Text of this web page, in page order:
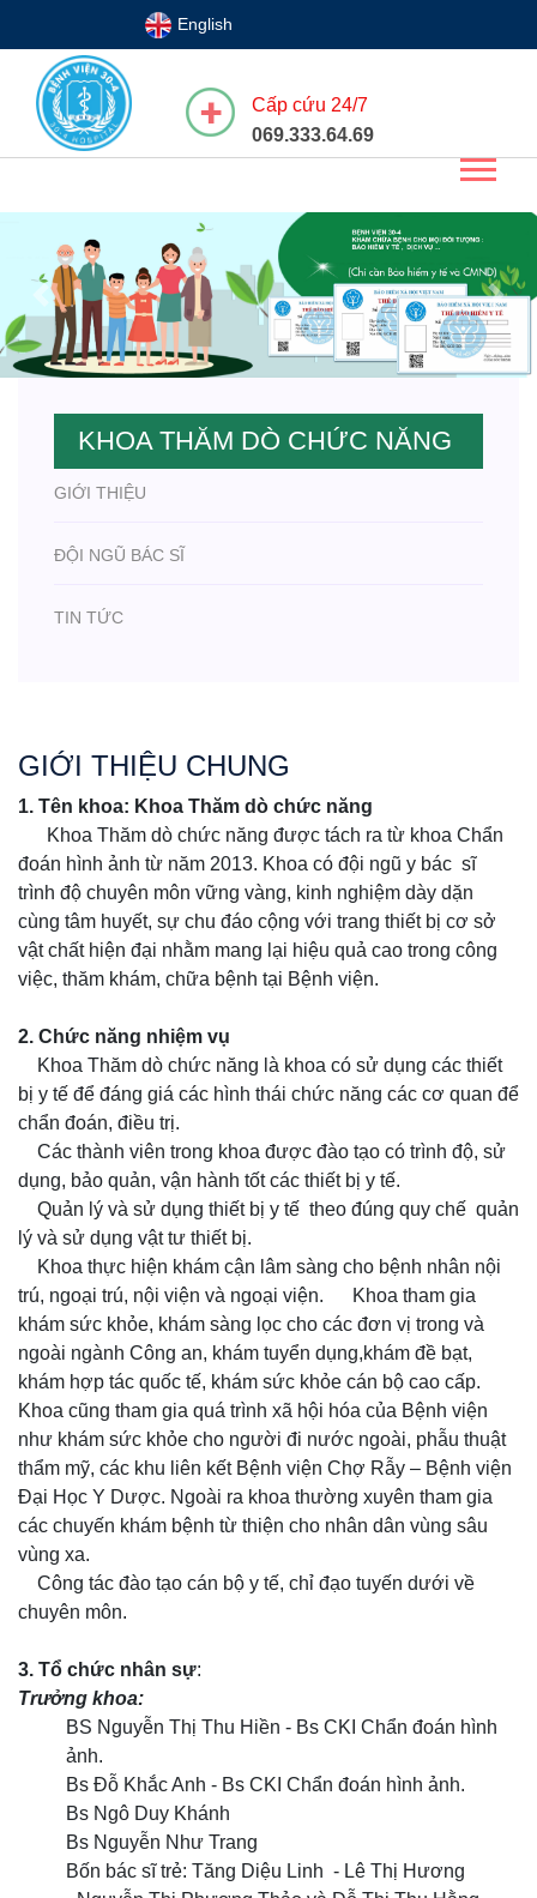
English
Cấp cứu 24/7
069.333.64.69
Previous Next
KHOA THĂM DÒ CHỨC NĂNG
GIỚI THIỆU
ĐỘI NGŨ BÁC SĨ
TIN TỨC
GIỚI THIỆU CHUNG
1. Tên khoa: Khoa Thăm dò chức năng
Khoa Thăm dò chức năng được tách ra từ khoa Chẩn
đoán hình ảnh từ năm 2013. Khoa có đội ngũ y bác sĩ
trình độ chuyên môn vững vàng, kinh nghiệm dày dặn
cùng tâm huyết, sự chu đáo cộng với trang thiết bị cơ sở
vật chất hiện đại nhằm mang lại hiệu quả cao trong công
việc, thăm khám, chữa bệnh tại Bệnh viện.
2. Chức năng nhiệm vụ
Khoa Thăm dò chức năng là khoa có sử dụng các thiết
bị y tế để đáng giá các hình thái chức năng các cơ quan để
chẩn đoán, điều trị.
Các thành viên trong khoa được đào tạo có trình độ, sử
dụng, bảo quản, vận hành tốt các thiết bị y tế.
Quản lý và sử dụng thiết bị y tế theo đúng quy chế quản
lý và sử dụng vật tư thiết bị.
Khoa thực hiện khám cận lâm sàng cho bệnh nhân nội
trú, ngoại trú, nội viện và ngoại viện. Khoa tham gia
khám sức khỏe, khám sàng lọc cho các đơn vị trong và
ngoài ngành Công an, khám tuyển dụng,khám đề bạt,
khám hợp tác quốc tế, khám sức khỏe cán bộ cao cấp.
Khoa cũng tham gia quá trình xã hội hóa của Bệnh viện
như khám sức khỏe cho người đi nước ngoài, phẫu thuật
thẩm mỹ, các khu liên kết Bệnh viện Chợ Rẫy – Bệnh viện
Đại Học Y Dược. Ngoài ra khoa thường xuyên tham gia
các chuyến khám bệnh từ thiện cho nhân dân vùng sâu
vùng xa.
Công tác đào tạo cán bộ y tế, chỉ đạo tuyến dưới về
chuyên môn.
3. Tổ chức nhân sự:
Trưởng khoa:
BS Nguyễn Thị Thu Hiền - Bs CKI Chẩn đoán hình
ảnh.
Bs Đỗ Khắc Anh - Bs CKI Chẩn đoán hình ảnh.
Bs Ngô Duy Khánh
Bs Nguyễn Như Trang
Bốn bác sĩ trẻ: Tăng Diệu Linh - Lê Thị Hương